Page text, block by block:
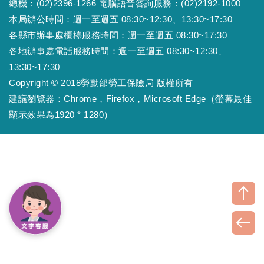
總機：(02)2396-1266 電腦語音答詢服務：(02)2192-1000
本局辦公時間：週一至週五 08:30~12:30、13:30~17:30
各縣市辦事處櫃檯服務時間：週一至週五 08:30~17:30
各地辦事處電話服務時間：週一至週五 08:30~12:30、
13:30~17:30
Copyright © 2018勞動部勞工保險局 版權所有
建議瀏覽器：Chrome，Firefox，Microsoft Edge（螢幕最佳
顯示效果為1920 * 1280）